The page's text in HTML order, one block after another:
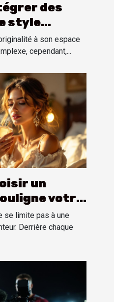
des
style
un
?
à son espace
cependant,...
un
votre
se limite pas à une
Derrière chaque